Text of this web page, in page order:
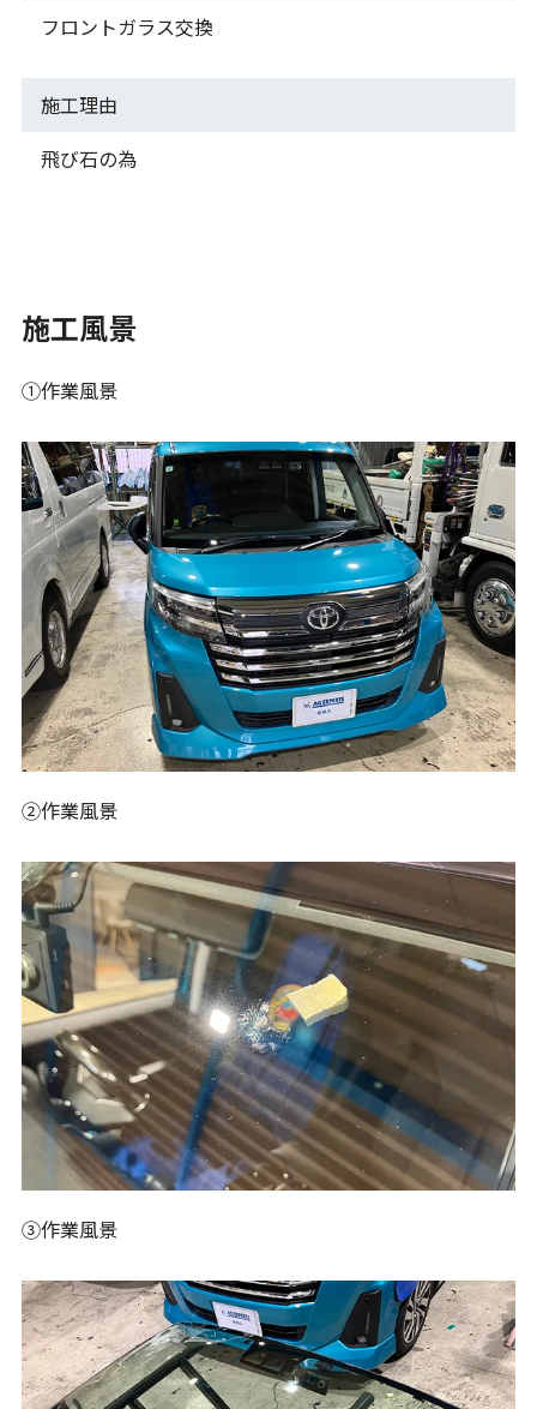
フロントガラス交換
施工理由
飛び石の為
施工風景
①作業風景
②作業風景
③作業風景